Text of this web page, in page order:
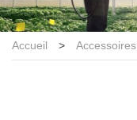
Accueil > Accessoires